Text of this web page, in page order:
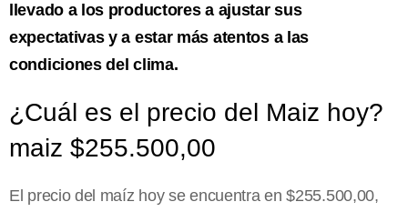
llevado a los productores a ajustar sus
expectativas y a estar más atentos a las
condiciones del clima.
¿Cuál es el precio del Maiz hoy?
maiz $255.500,00
El precio del maíz hoy se encuentra en $255.500,00,